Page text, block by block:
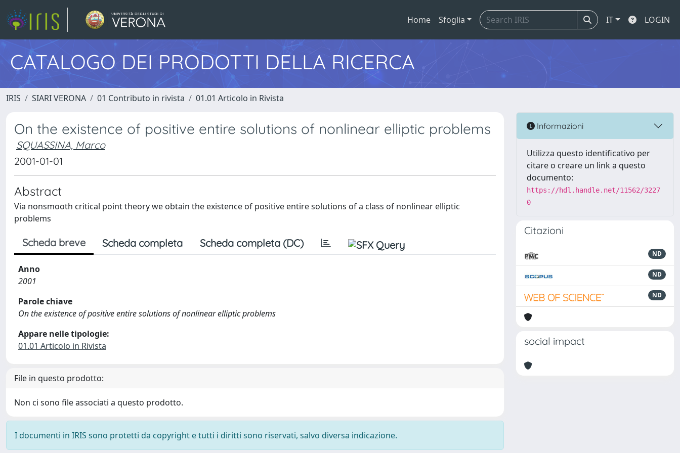
Home Sfoglia IT LOGIN
CATALOGO DEI PRODOTTI DELLA RICERCA
IRIS SIARI VERONA 01 Contributo in rivista 01.01 Articolo in Rivista
On the existence of positive entire solutions of nonlinear elliptic problems
SQUASSINA, Marco
2001-01-01
Abstract
Via nonsmooth critical point theory we obtain the existence of positive entire solutions of a class of nonlinear elliptic
problems
Scheda breve Scheda completa Scheda completa (DC)
Anno
2001
Parole chiave
On the existence of positive entire solutions of nonlinear elliptic problems
Appare nelle tipologie:
01.01 Articolo in Rivista
File in questo prodotto:
Non ci sono file associati a questo prodotto.
I documenti in IRIS sono protetti da copyright e tutti i diritti sono riservati, salvo diversa indicazione.
Informazioni
Utilizza questo identificativo per
citare o creare un link a questo
documento:
https://hdl.handle.net/11562/3227
0
Citazioni
ND
ND
ND
social impact